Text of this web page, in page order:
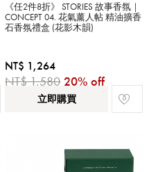
《任2件8折》 STORIES 故事香氛｜
CONCEPT 04. 花氣薰人帖 精油擴香
石香氛禮盒 (花影木韻)
NT$ 1,264
NT$ 1,580 20% off
立即購買